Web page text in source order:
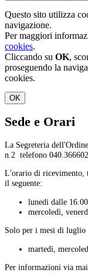
Questo sito utilizza
navigazione.
Per maggiori
cookies.
Cliccando su OK,
proseguendo la
cookies.
OK
Sede e Orari
La Segreteria
n.2 telefono 040.366602
L'orario di ricevimento,
il seguente:
lunedi dalle
mercoledì,
Solo per i mesi di luglio
martedì,
Per informazioni via